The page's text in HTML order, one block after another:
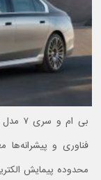
فناوری و
محدوده پیمایش